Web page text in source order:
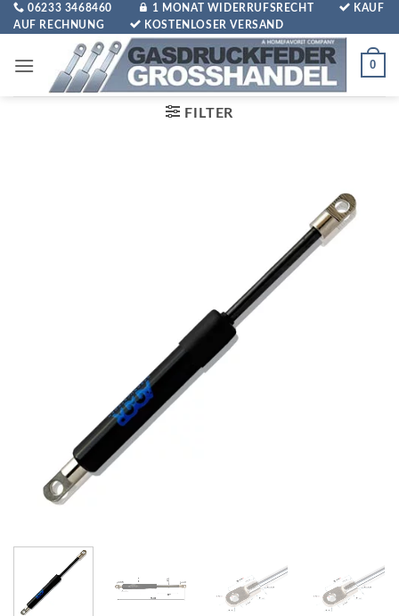
Zum
Inhalt
06233 3468460 1 MONAT WIDERRUFSRECHT
KAUF
AUF RECHNUNG
KOSTENLOSER VERSAND
0
FILTER